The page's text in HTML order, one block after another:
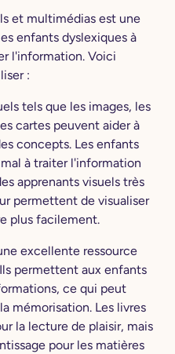
et multimédias est une
enfants dyslexiques à
l'information. Voici
:
tels que les images, les
cartes peuvent aider à
concepts. Les enfants
à traiter l'information
apprenants visuels très
permettent de visualiser
plus facilement.
excellente ressource
permettent aux enfants
ce qui peut
mémorisation. Les livres
la lecture de plaisir, mais
pour les matières